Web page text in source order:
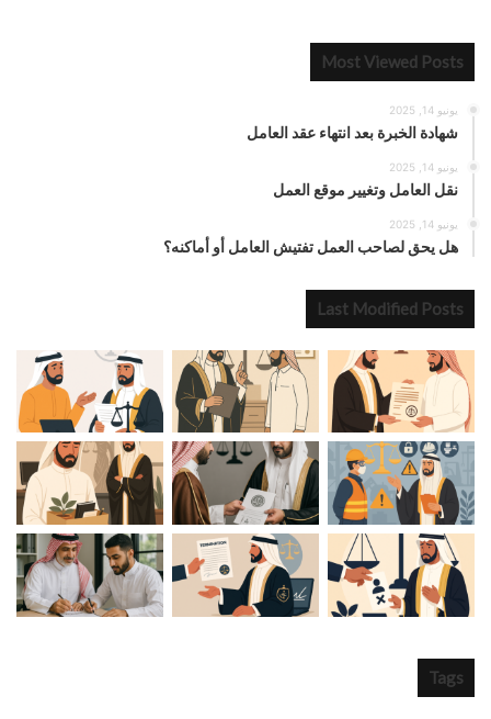
Most Viewed Posts
يونيو 14, 2025
شهادة الخبرة بعد انتهاء عقد العامل
يونيو 14, 2025
نقل العامل وتغيير موقع العمل
يونيو 14, 2025
هل يحق لصاحب العمل تفتيش العامل أو أماكنه؟
Last Modified Posts
Tags